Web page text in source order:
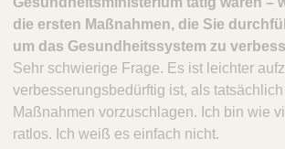
die ersten Maßnahmen, die Sie
um das Gesundheitssystem zu
Sehr schwierige Frage. Es ist leichter
verbesserungsbedürftig ist, als
Maßnahmen vorzuschlagen. Ich bin wie
ratlos. Ich weiß es einfach nicht.